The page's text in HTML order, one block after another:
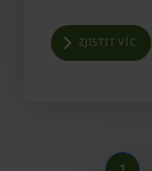
ZJISTIT VÍC